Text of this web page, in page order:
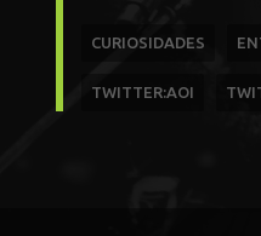
CURIOSIDADES
TWITTER:AOI